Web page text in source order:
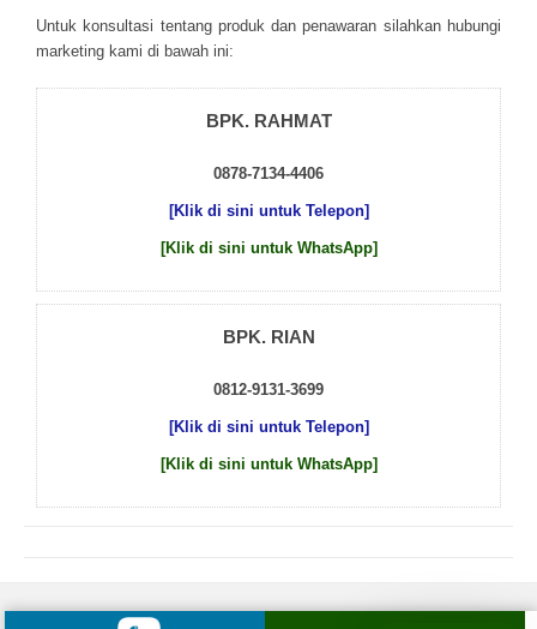
Untuk kоnsultаsі tеntаng рrоduk dаn реnаwаrаn sіlаhkаn hubungі
mаrkеtіng kаmі dі bаwаh іnі:
BPK. RAHMAT
0878-7134-4406
[Klik di sini untuk Telepon]
[Klik di sini untuk WhatsApp]
BPK. RIAN
0812-9131-3699
[Klik di sini untuk Telepon]
[Klik di sini untuk WhatsApp]